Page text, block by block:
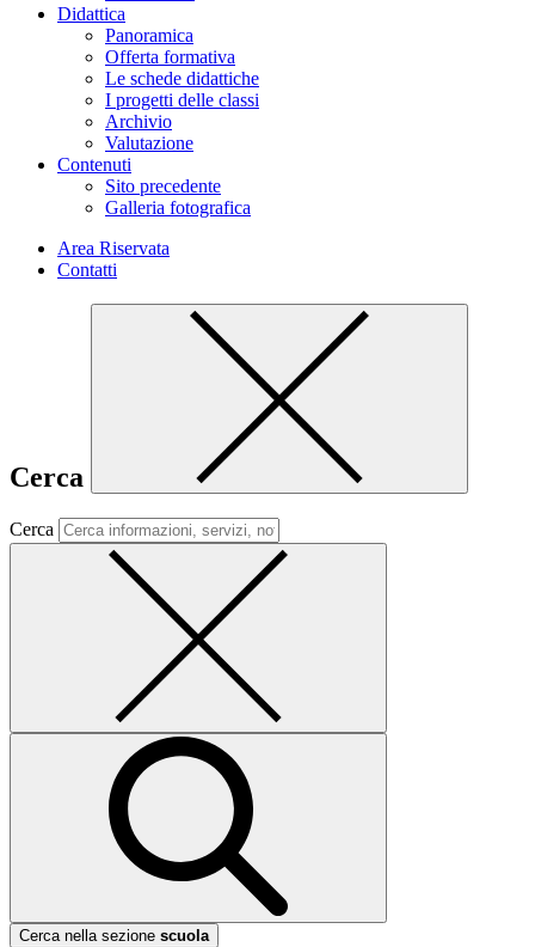
Didattica
Panoramica
Offerta formativa
Le schede didattiche
I progetti delle classi
Archivio
Valutazione
Contenuti
Sito precedente
Galleria fotografica
Area Riservata
Contatti
Cerca
Cerca
Cerca nella sezione scuola